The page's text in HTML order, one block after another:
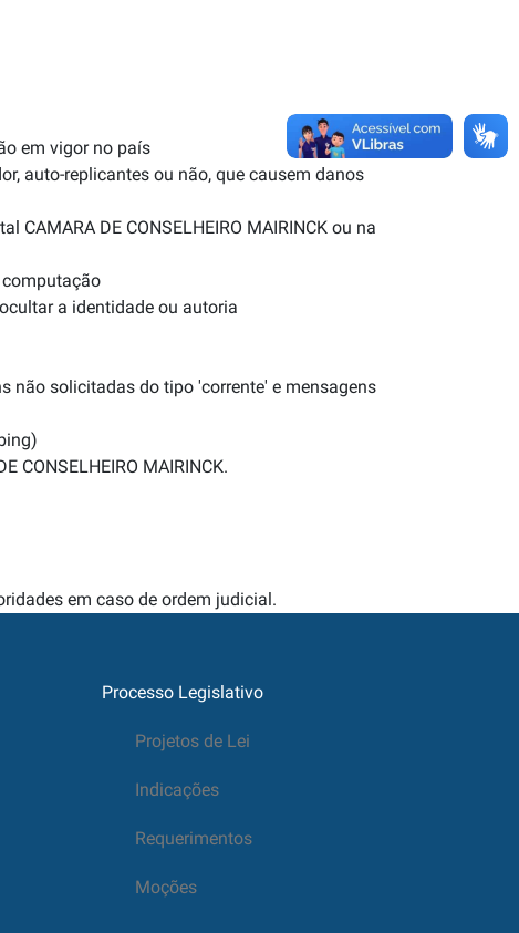
em vigor no país
auto-replicantes ou não, que causem danos
DE CONSELHEIRO MAIRINCK ou na
a identidade ou autoria
não solicitadas do tipo 'corrente' e mensagens
CONSELHEIRO MAIRINCK.
em caso de ordem judicial.
Processo Legislativo
Projetos de Lei
Indicações
Requerimentos
Moções